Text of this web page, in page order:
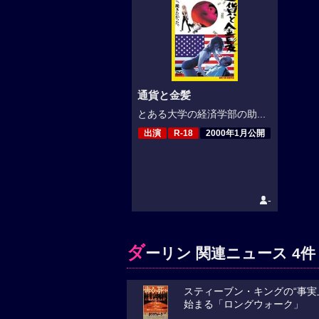
通貨と金髪
とある大学の経済学部の助...
出演 R-18 2000年1月公開
-
ダーリン 関連ニュース 4件
スティーブン・キングの“事
始まる「ロングウォーク」